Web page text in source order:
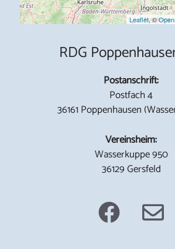
Leaflet, ©
RDG
Postanschrift:
Postfach 4
36161 Poppenhausen
Vereinsheim:
Wasserkuppe 950
36129 Gersfeld